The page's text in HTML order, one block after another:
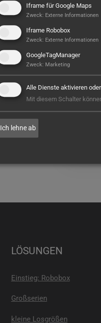
Hier
steht
LÖSUNGEN
Einstieg: Robobox
Großserien
kleine Losgrößen
Iframe für Google Maps
Zweck: Externe Informationen
Iframe Robobox
Zweck: Externe Informationen
GoogleTagManager
Zweck: Marketing
Alle Dienste aktivieren
Mit diesem Schalter
Ich lehne ab